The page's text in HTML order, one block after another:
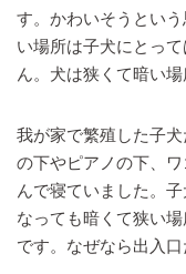
す。かわいそうとい
い場所は子犬にとっ
ん。犬は狭くて暗い場
我が家で繁殖した子
の下やピアノの下、
んで寝ていました。
なっても暗くて狭い
です。なぜなら出入